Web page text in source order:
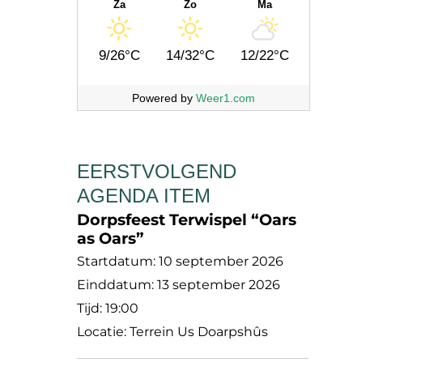
Za
9/26°C
Zo
14/32°C
Ma
12/22°C
Powered by Weer1.com
EERSTVOLGEND
AGENDA ITEM
Dorpsfeest Terwispel “Oars
as Oars”
Startdatum: 10 september 2026
Einddatum: 13 september 2026
Tijd: 19:00
Locatie: Terrein Us Doarpshûs